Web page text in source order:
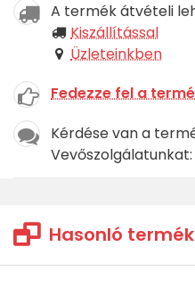
A termék átvételi
Kiszállítással
Üzleteinkben
Fedezze fel a
Kérdése van a
Vevőszolgálatunkat:
Hasonló